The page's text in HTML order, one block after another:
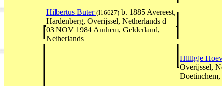
Hilbertus Buter (I16627) b. 1885 Avereest,
Hardenberg, Overijssel, Netherlands d.
03 NOV 1984 Arnhem, Gelderland,
Netherlands
Hilligje
Overijssel,
Doetinchem,